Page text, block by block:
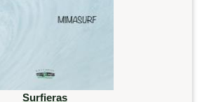
Surfieras